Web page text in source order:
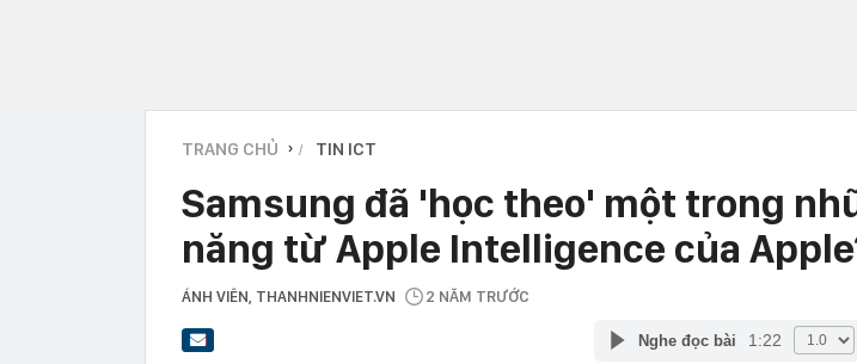
TRANG CHỦ › TIN ICT
Samsung đã 'học theo' một trong
năng từ Apple Intelligence của
ÁNH VIÊN , THANHNIENVIET.VN 2 NĂM TRƯỚC
Nghe đọc bài 1:22